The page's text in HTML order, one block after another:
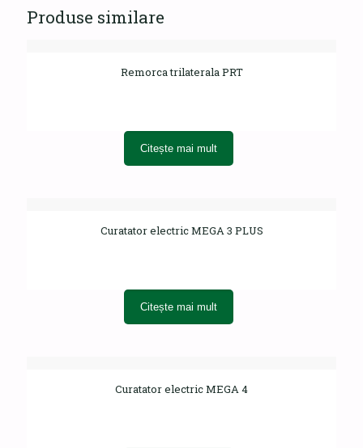
Produse similare
Remorca trilaterala PRT
Citește mai mult
Curatator electric MEGA 3 PLUS
Citește mai mult
Curatator electric MEGA 4